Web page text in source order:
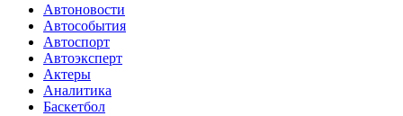
Автоновости
Автособытия
Автоспорт
Автоэксперт
Актеры
Аналитика
Баскетбол